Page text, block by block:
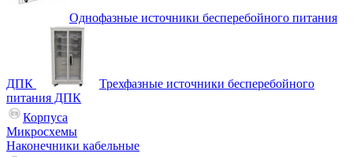
Однофазные источники бесперебойного питания
ДПК
Трехфазные источники бесперебойного
питания ДПК
Корпуса
Микросхемы
Наконечники кабельные